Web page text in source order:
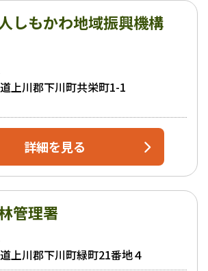
しもかわ地域振興機構
上川郡下川町共栄町1-1
詳細を見る
管理署
上川郡下川町緑町21番地４